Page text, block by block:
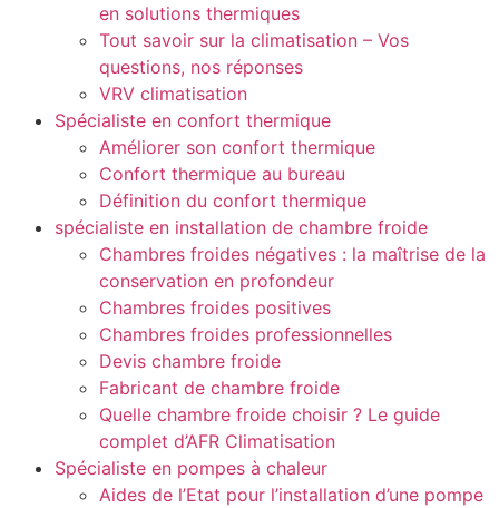
en solutions thermiques
Tout savoir sur la climatisation – Vos
questions, nos réponses
VRV climatisation
Spécialiste en confort thermique
Améliorer son confort thermique
Confort thermique au bureau
Définition du confort thermique
spécialiste en installation de chambre froide
Chambres froides négatives : la maîtrise de la
conservation en profondeur
Chambres froides positives
Chambres froides professionnelles
Devis chambre froide
Fabricant de chambre froide
Quelle chambre froide choisir ? Le guide
complet d’AFR Climatisation
Spécialiste en pompes à chaleur
Aides de l’Etat pour l’installation d’une pompe